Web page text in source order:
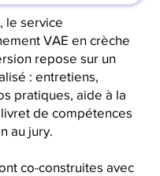
le service
VAE en crèche
repose sur un
: entretiens,
pratiques, aide à la
de compétences
au jury.
co-construites avec